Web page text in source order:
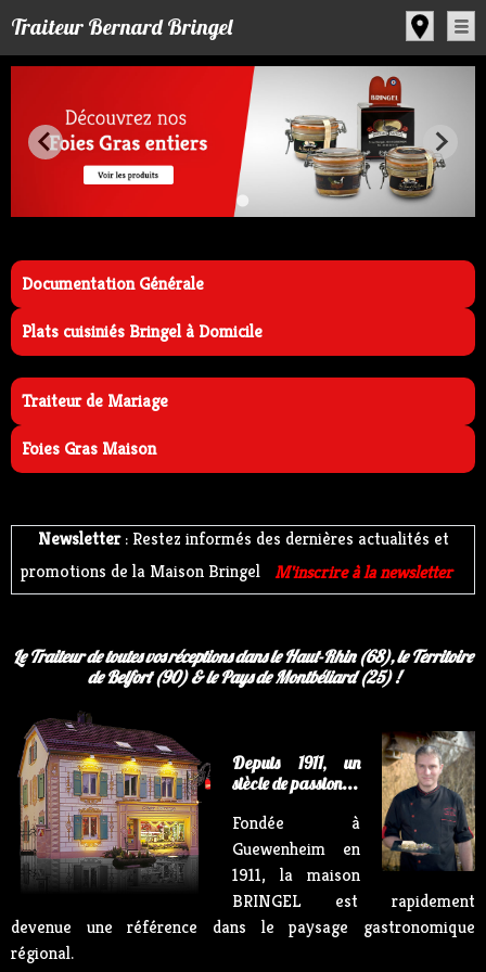
Traiteur Bernard Bringel
Documentation Générale
Plats cuisiniés Bringel à Domicile
Traiteur de Mariage
Foies Gras Maison
Newsletter: Restez informés des dernières actualités et
promotions de la Maison Bringel
M'inscrire à la newsletter
Le Traiteur de toutes vos réceptions dans le Haut-Rhin (68), le Territoire
de Belfort (90) & le Pays de Montbéliard (25) !
Depuis 1911, un
siècle de passion...
Fondée à
Guewenheim en
1911, la maison
BRINGEL est rapidement
devenue une référence dans le paysage gastronomique
régional.